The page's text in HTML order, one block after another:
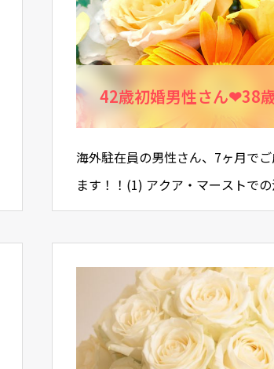
42歳初婚男性さん❤38
海外駐在員の男性さん、7ヶ月で
ます！！(1) アクア・マーストで
す。。。。・プロフィールの…